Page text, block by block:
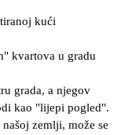
kući
kvartova u gradu
grada, a njegov
kao "lijepi pogled".
zemlji, može se